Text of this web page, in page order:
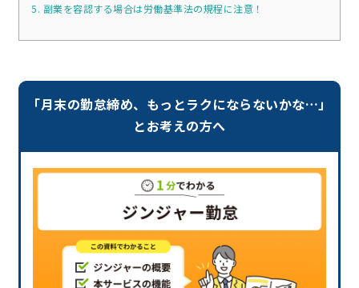
5. 副業を容認する場合は労働基準法の規程に注意！
「月末の勤怠締め、もっとラクにならないかな…」
とお考えの方へ